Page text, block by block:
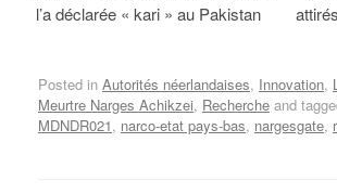
l’a déclarée « kari » au Pakistan
Posted in Autorités néerlandaises, Innovation,
Meurtre Narges Achikzei, Recherche and
MDNDR021, narco-etat pays-bas, nargesgate,